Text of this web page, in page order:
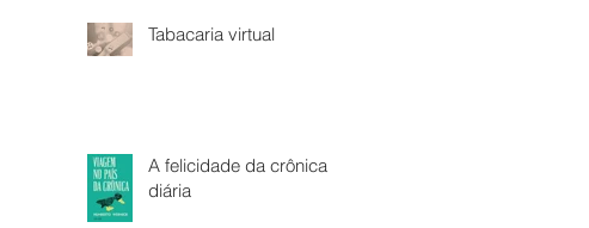
Tabacaria virtual
A felicidade da crônica
diária